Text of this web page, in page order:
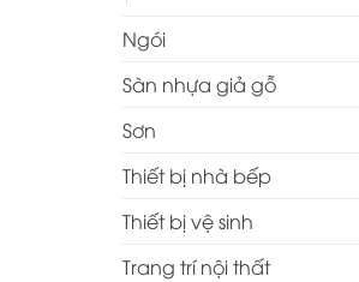
Ngói
Sàn nhựa giả gỗ
Sơn
Thiết bị nhà bếp
Thiết bị vệ sinh
Trang trí nội thất